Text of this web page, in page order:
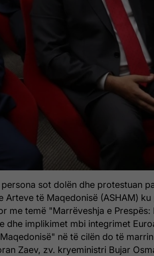
sot dolën dhe protestuan
Arteve të Maqedonisë (ASHAM)
me temë "Marrëveshja e Prespës:
dhe implikimet mbi integrimet
në të cilën do të
Zaev, zv. kryeministri Bujar